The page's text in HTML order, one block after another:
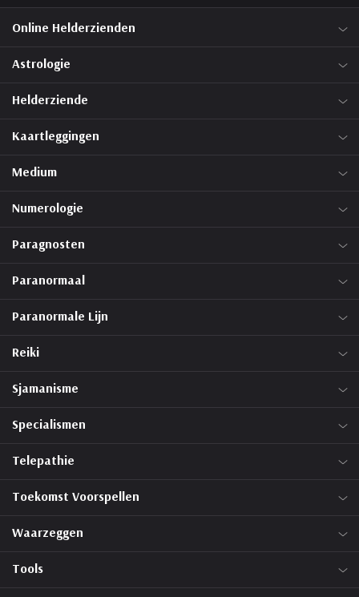
Online Helderzienden
Astrologie
Helderziende
Kaartleggingen
Medium
Numerologie
Paragnosten
Paranormaal
Paranormale Lijn
Reiki
Sjamanisme
Specialismen
Telepathie
Toekomst Voorspellen
Waarzeggen
Tools